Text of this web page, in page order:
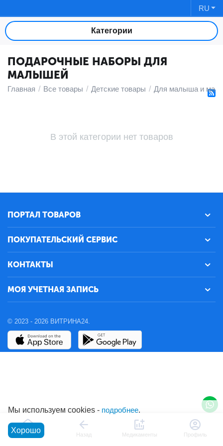
RU
Категории
ПОДАРОЧНЫЕ НАБОРЫ ДЛЯ
МАЛЫШЕЙ
Главная / Все товары / Детские товары / Для малыша и
В этой категории нет товаров
ПОРТАЛ ТОВАРОВ
ПОКУПАТЕЛЬСКИЙ СЕРВИС
КОНТАКТЫ
МОЯ УЧЕТНАЯ ЗАПИСЬ
© 2023 - 2026 ВИТРИНА24.
Главная Назад Медикаменты Профиль
Мы используем cookies - подробнее.
Хорошо